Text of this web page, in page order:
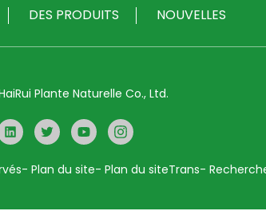
DES PRODUITS NOUVELLES
Plante Naturelle Co., Ltd.
- Plan du site- Plan du siteTrans-